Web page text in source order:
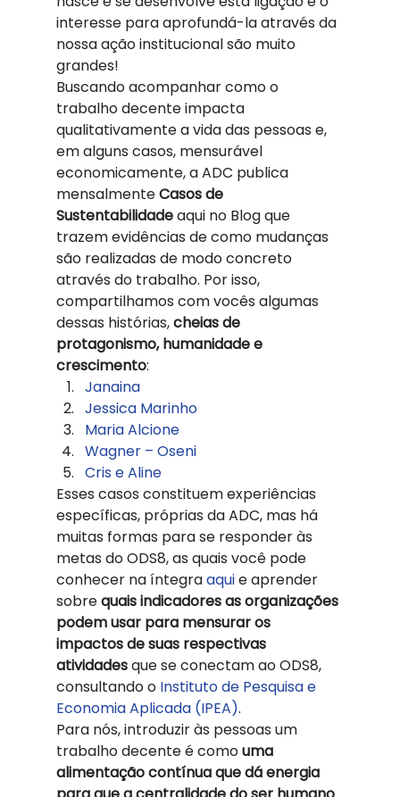
interesse para aprofundá-la através da
nossa ação institucional são muito
grandes!
Buscando acompanhar como o
trabalho decente impacta
qualitativamente a vida das pessoas e,
em alguns casos, mensurável
economicamente, a ADC publica
mensalmente Casos de
Sustentabilidade aqui no Blog que
trazem evidências de como mudanças
são realizadas de modo concreto
através do trabalho. Por isso,
compartilhamos com vocês algumas
dessas histórias, cheias de
protagonismo, humanidade e
crescimento:
Janaina
Jessica Marinho
Maria Alcione
Wagner – Oseni
Cris e Aline
Esses casos constituem experiências
específicas, próprias da ADC, mas há
muitas formas para se responder às
metas do ODS8, as quais você pode
conhecer na íntegra aqui e aprender
sobre quais indicadores as organizações
podem usar para mensurar os
impactos de suas respectivas
atividades que se conectam ao ODS8,
consultando o Instituto de Pesquisa e
Economia Aplicada (IPEA).
Para nós, introduzir às pessoas um
trabalho decente é como uma
alimentação contínua que dá energia